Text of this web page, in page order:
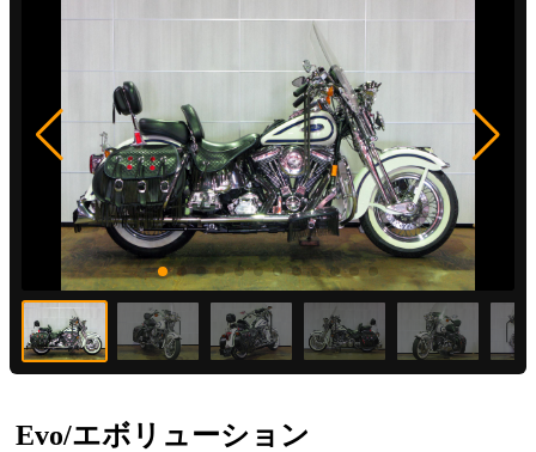
Evo/エボリューション